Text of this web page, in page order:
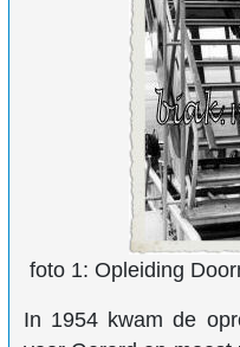
foto 1: Opleiding
In 1954 kwam de